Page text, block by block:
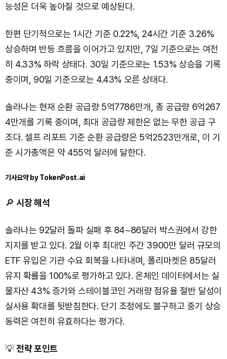
능성은 더욱 높아질 것으로 예상된다.
한편 단기적으로는 1시간 기준 0.22%, 24시간 기준 3.26%
상승하며 반등 흐름을 이어가고 있지만, 7일 기준으로는 여전
히 4.33% 하락 상태다. 30일 기준으로는 1.53% 상승을 기록
중이며, 90일 기준으로는 4.43% 오른 상태다.
솔라나는 현재 순환 공급량 5억7786만개, 총 공급량 6억267
4만개를 기록 중이며, 최대 공급량 제한은 없는 무한 공급 구
조다. 셀프 리포트 기준 순환 공급량은 5억2523만개로, 이 기
준 시가총액은 약 455억 달러에 달한다.
기사요약 by TokenPost.ai
🔎 시장 해석
솔라나는 92달러 돌파 실패 후 84~86달러 박스권에서 강한
지지를 받고 있다. 2월 이후 최대인 주간 3900만 달러 규모의
ETF 유입은 기관 수요 회복을 나타내며, 폴리마켓은 85달러
유지 확률을 100%로 평가하고 있다. 온체인 데이터에서는 실
물자산 43% 증가와 스테이블코인 거래량 점유율 절반 달성이
실사용 확대를 뒷받침한다. 단기 조정에도 불구하고 중기 상승
동력은 여전히 유효하다는 평가다.
💡전략 포인트